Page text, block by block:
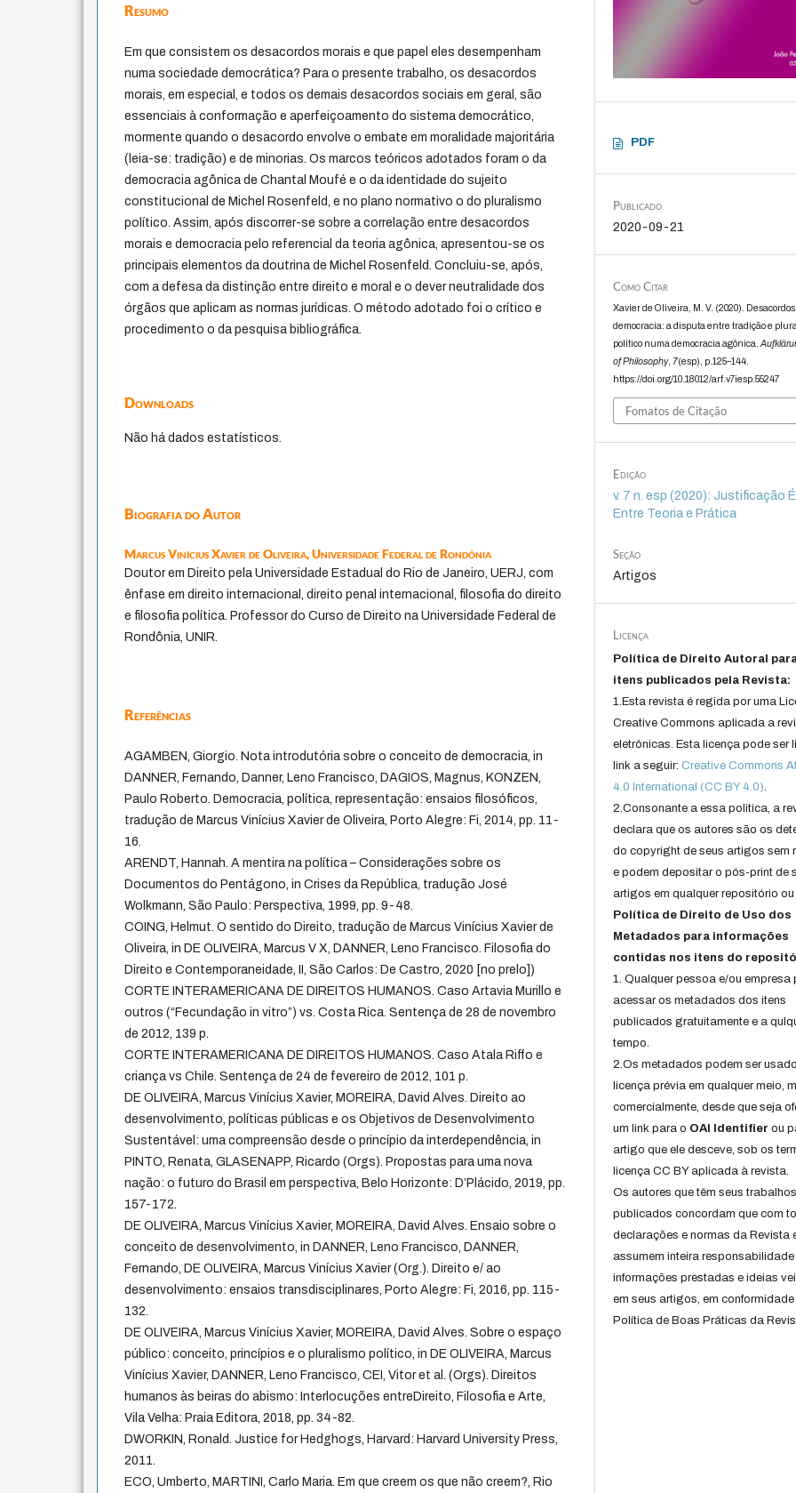
Resumo
Em que consistem os desacordos morais e que papel eles desempenham
numa sociedade democrática? Para o presente trabalho, os desacordos
morais, em especial, e todos os demais desacordos sociais em geral, são
essenciais à conformação e aperfeiçoamento do sistema democrático,
mormente quando o desacordo envolve o embate em moralidade majoritária
(leia-se: tradição) e de minorias. Os marcos teóricos adotados foram o da
democracia agônica de Chantal Moufé e o da identidade do sujeito
constitucional de Michel Rosenfeld, e no plano normativo o do pluralismo
político. Assim, após discorrer-se sobre a correlação entre desacordos
morais e democracia pelo referencial da teoria agônica, apresentou-se os
principais elementos da doutrina de Michel Rosenfeld. Concluiu-se, após,
com a defesa da distinção entre direito e moral e o dever neutralidade dos
órgãos que aplicam as normas jurídicas. O método adotado foi o crítico e
procedimento o da pesquisa bibliográfica.
Downloads
Não há dados estatísticos.
Biografia do Autor
Marcus Vinícius Xavier de Oliveira,Universidade Federal de Rondônia
Doutor em Direito pela Universidade Estadual do Rio de Janeiro, UERJ, com
ênfase em direito internacional, direito penal internacional, filosofia do direito
e filosofia política. Professor do Curso de Direito na Universidade Federal de
Rondônia, UNIR.
Referências
AGAMBEN, Giorgio. Nota introdutória sobre o conceito de democracia, in
DANNER, Fernando, Danner, Leno Francisco, DAGIOS, Magnus, KONZEN,
Paulo Roberto. Democracia, política, representação: ensaios filosóficos,
tradução de Marcus Vinícius Xavier de Oliveira, Porto Alegre: Fi, 2014, pp. 11-
16.
ARENDT, Hannah. A mentira na política – Considerações sobre os
Documentos do Pentágono, in Crises da República, tradução José
Wolkmann, São Paulo: Perspectiva, 1999, pp. 9-48.
COING, Helmut. O sentido do Direito, tradução de Marcus Vinícius Xavier de
Oliveira, in DE OLIVEIRA, Marcus V X, DANNER, Leno Francisco. Filosofia do
Direito e Contemporaneidade, II, São Carlos: De Castro, 2020 [no prelo])
CORTE INTERAMERICANA DE DIREITOS HUMANOS. Caso Artavia Murillo e
outros (“Fecundação in vitro”) vs. Costa Rica. Sentença de 28 de novembro
de 2012, 139 p.
CORTE INTERAMERICANA DE DIREITOS HUMANOS. Caso Atala Riffo e
criança vs Chile. Sentença de 24 de fevereiro de 2012, 101 p.
DE OLIVEIRA, Marcus Vinícius Xavier, MOREIRA, David Alves. Direito ao
desenvolvimento, políticas públicas e os Objetivos de Desenvolvimento
Sustentável: uma compreensão desde o princípio da interdependência, in
PINTO, Renata, GLASENAPP, Ricardo (Orgs). Propostas para uma nova
nação: o futuro do Brasil em perspectiva, Belo Horizonte: D’Plácido, 2019, pp.
157-172.
DE OLIVEIRA, Marcus Vinícius Xavier, MOREIRA, David Alves. Ensaio sobre o
conceito de desenvolvimento, in DANNER, Leno Francisco, DANNER,
Fernando, DE OLIVEIRA, Marcus Vinícius Xavier (Org.). Direito e/ ao
desenvolvimento: ensaios transdisciplinares, Porto Alegre: Fi, 2016, pp. 115-
132.
DE OLIVEIRA, Marcus Vinícius Xavier, MOREIRA, David Alves. Sobre o espaço
público: conceito, princípios e o pluralismo político, in DE OLIVEIRA, Marcus
Vinícius Xavier, DANNER, Leno Francisco, CEI, Vitor et al. (Orgs). Direitos
humanos às beiras do abismo: Interlocuções entreDireito, Filosofia e Arte,
Vila Velha: Praia Editora, 2018, pp. 34-82.
DWORKIN, Ronald. Justice for Hedghogs, Harvard: Harvard University Press,
2011.
ECO, Umberto, MARTINI, Carlo Maria. Em que creem os que não creem?, Rio
PDF
Publicado
2020-09-21
Como Citar
Xavier de Oliveira, M. V. (2020).
democracia: a disputa entre tradição e
político numa democracia agônica.
of Philosophy, 7(esp), p.125–144.
https://doi.org/10.18012/arf.v7iesp.55247
Fomatos de Citação
Edição
v. 7 n. esp (2020): Justificação
Entre Teoria e Prática
Seção
Artigos
Licença
Política de Direito Autoral
itens publicados pela Revista:
1.Esta revista é regida por uma
Creative Commons aplicada a
eletrônicas. Esta licença pode ser
link a seguir:Creative Commons
4.0 International (CC BY 4.0).
2.Consonante a essa politica, a
declara que os autores são os
do copyright de seus artigos sem
e podem depositar o pós-print de
artigos em qualquer repositório ou
Política de Direito de Uso dos
Metadados para informações
contidas nos itens do
1. Qualquer pessoa e/ou empresa
acessar os metadados dos itens
publicados gratuitamente e a
tempo.
2.Os metadados podem ser
licença prévia em qualquer meio,
comercialmente, desde que seja
um link para o OAI Identifier ou
artigo que ele desceve, sob os
licença CC BY aplicada à revista.
Os autores que têm seus trabalhos
publicados concordam que com
declarações e normas da Revista
assumem inteira responsabilidade
informações prestadas e ideias
em seus artigos, em
Política de Boas Práticas da